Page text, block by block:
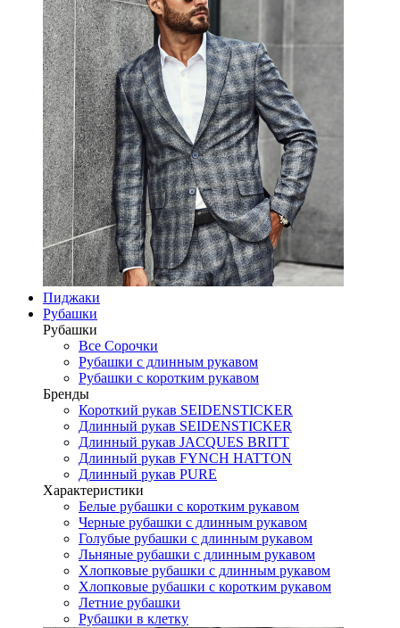
Пиджаки
Рубашки
Рубашки
Все Сорочки
Рубашки с длинным рукавом
Рубашки с коротким рукавом
Бренды
Короткий рукав SEIDENSTICKER
Длинный рукав SEIDENSTICKER
Длинный рукав JAСQUES BRITT
Длинный рукав FYNCH HATTON
Длинный рукав PURE
Характеристики
Белые рубашки с коротким рукавом
Черные рубашки с длинным рукавом
Голубые рубашки с длинным рукавом
Льняные рубашки с длинным рукавом
Хлопковые рубашки с длинным рукавом
Хлопковые рубашки с коротким рукавом
Летние рубашки
Рубашки в клетку